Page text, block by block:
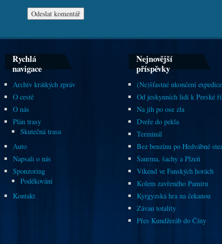
Rychlá
navigace
Archiv krátkých zpráv
O cestě
O nás
Plán trasy
Skutečná trasa
Auto
Napsali o nás
Sponzoring
Poděkování
Kontakt
Nejnovější
příspěvky
(Ne)šťastné ukončení expedice
Od jeskynních lidí k Perské
Na jih po ose zla
Dveře do pekla
Terminál
Bez benzínu po Hedvábné
Šaurma, šachy a Plzeň
Víkend ve Fanských horách
Kolem zavřeného Pamíru
Kyrgyzská hra na čekanou
Závan totality
Přes Kundžeráb do Číny